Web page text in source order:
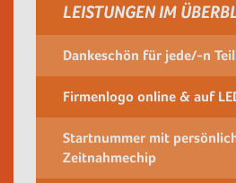
LEISTUNGEN IM
Dankeschön für jede/-n
Firmenlogo online & auf
Startnummer mit
Zeitnahmechip